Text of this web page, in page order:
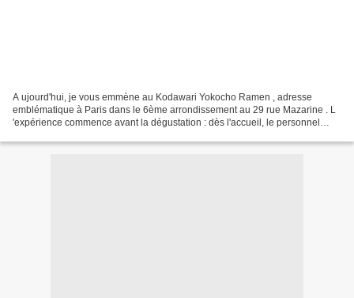
A ujourd'hui, je vous emmène au Kodawari Yokocho Ramen , adresse
emblématique à Paris dans le 6ème arrondissement au 29 rue Mazarine . L
'expérience commence avant la dégustation : dès l'accueil, le personnel